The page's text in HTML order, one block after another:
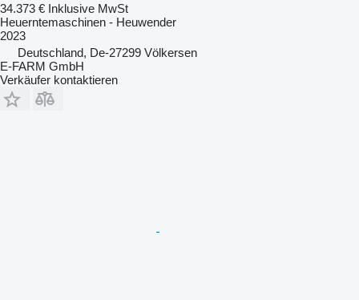
34.373 € Inklusive MwSt
Heuerntemaschinen - Heuwender
2023
Deutschland, De-27299 Völkersen
E-FARM GmbH
Verkäufer kontaktieren